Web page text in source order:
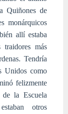
Quiñones de
monárquicos
allí estaba
más
Tendría
Unidos como
felizmente
la Escuela
otros